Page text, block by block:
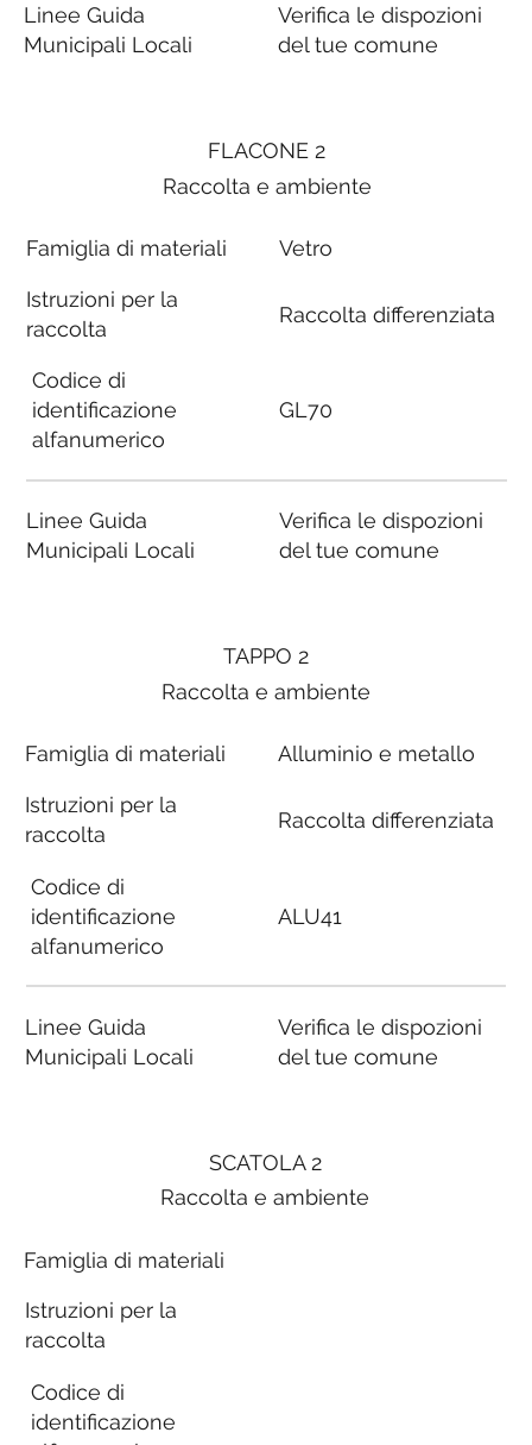
FLACONE 2
Raccolta e ambiente
Famiglia di materiali
Istruzioni per la
raccolta
Codice di
identificazione
alfanumerico
Linee Guida
Municipali Locali
Vetro
Raccolta differenziata
GL70
Verifica le dispozioni
del tue comune
SCATOLA 2
Raccolta e ambiente
Famiglia di materiali
Istruzioni per la
raccolta
Codice di
identificazione
Linee Guida
Municipali Locali
Verifica le dispozioni
del tue comune
TAPPO 2
Raccolta e ambiente
Famiglia di materiali
Istruzioni per la
raccolta
Codice di
identificazione
alfanumerico
Linee Guida
Municipali Locali
Alluminio e metallo
Raccolta differenziata
ALU41
Verifica le dispozioni
del tue comune